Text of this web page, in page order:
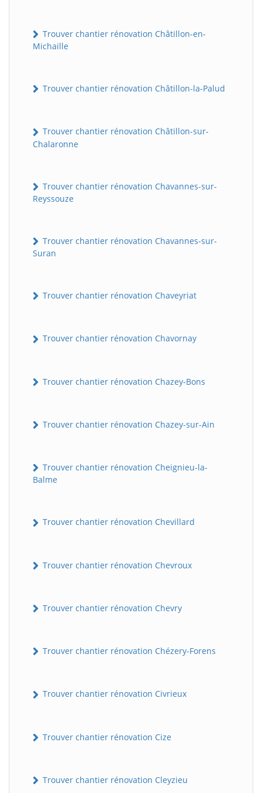
Trouver chantier rénovation Châtillon-en-
Michaille
Trouver chantier rénovation Châtillon-la-Palud
Trouver chantier rénovation Châtillon-sur-
Chalaronne
Trouver chantier rénovation Chavannes-sur-
Reyssouze
Trouver chantier rénovation Chavannes-sur-
Suran
Trouver chantier rénovation Chaveyriat
Trouver chantier rénovation Chavornay
Trouver chantier rénovation Chazey-Bons
Trouver chantier rénovation Chazey-sur-Ain
Trouver chantier rénovation Cheignieu-la-
Balme
Trouver chantier rénovation Chevillard
Trouver chantier rénovation Chevroux
Trouver chantier rénovation Chevry
Trouver chantier rénovation Chézery-Forens
Trouver chantier rénovation Civrieux
Trouver chantier rénovation Cize
Trouver chantier rénovation Cleyzieu